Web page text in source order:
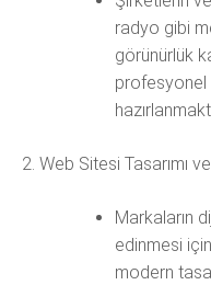
radyo gibi
görünürlük
profesyonel
Web Sitesi Tasarımı
Markaların
edinmesi
modern